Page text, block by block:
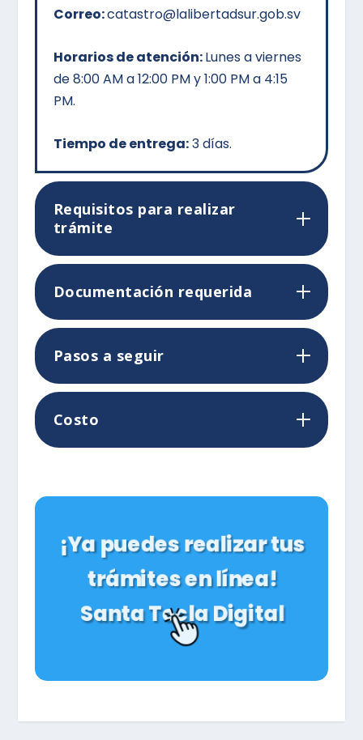
Correo:catastro@lalibertadsur.gob.sv
Horarios de atención:Lunes a viernes
de 8:00 AM a 12:00 PM y 1:00 PM a 4:15
PM.
Tiempo de entrega:3 días.
Requisitos para realizar
trámite
Documentación requerida
Pasos a seguir
Costo
¡Ya puedes realizar tus
trámites en línea!
Santa Tecla Digital